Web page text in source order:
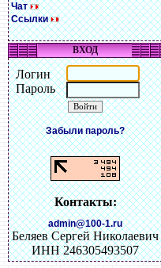
Чат
Ссылки
ВХОД
Логин
Пароль
Забыли пароль?
Контакты:
admin@100-1.ru
Беляев Сергей Николаевич
ИНН 246305493507